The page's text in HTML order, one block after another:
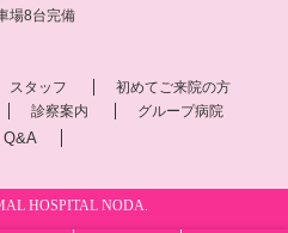
場8台完備
スタッフ
初めてご来院の方
診察案内 グループ病院
Q&A
HOSPITAL NODA.